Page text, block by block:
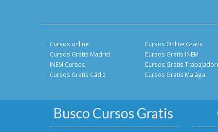
Cursos online
Cursos Gratis Madrid
INEM Cursos
Cursos Gratis Cádiz
Cursos Online Gratis
Cursos Gratis INEM
Cursos Gratis
Cursos Gratis Malága
Busco Cursos Gratis